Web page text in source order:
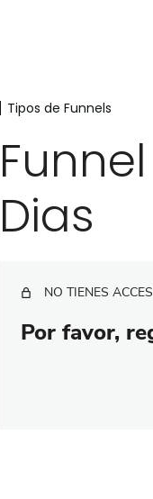
Tipos de Funnels
Dias
NO TIENES
Por favor,